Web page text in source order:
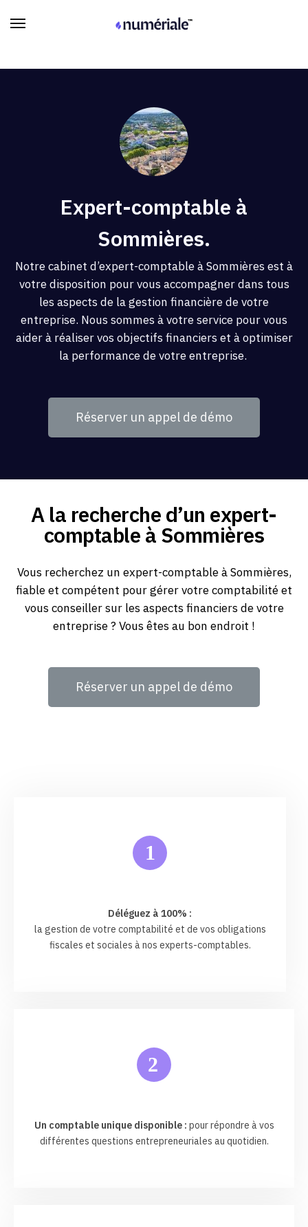
Expert-comptable à
Sommières.
Notre cabinet d’expert-comptable à Sommières est à
votre disposition pour vous accompagner dans tous
les aspects de la gestion financière de votre
entreprise. Nous sommes à votre service pour vous
aider à réaliser vos objectifs financiers et à optimiser
la performance de votre entreprise.
Réserver un appel de démo
A la recherche d’un expert-
comptable à Sommières
Vous recherchez un expert-comptable à Sommières,
fiable et compétent pour gérer votre comptabilité et
vous conseiller sur les aspects financiers de votre
entreprise ? Vous êtes au bon endroit !
Réserver un appel de démo
1
Déléguez à 100% :
la gestion de votre comptabilité et de vos obligations
fiscales et sociales à nos experts-comptables.
2
Un comptable unique disponible : pour répondre à vos
différentes questions entrepreneuriales au quotidien.